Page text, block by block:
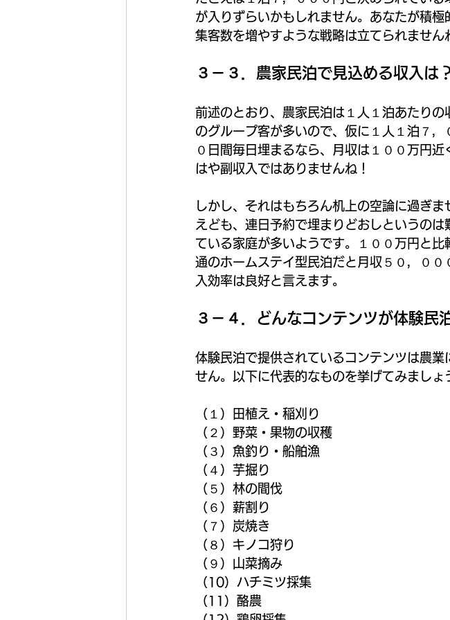
が入りずらいかもしれません。あなたが積
集客数を増やすような戦略は立てられません
３－３．農家民泊で見込める収入は
前述のとおり、農家民泊は１人１泊あたり
のグループ客が多いので、仮に１人１泊７
０日間毎日埋まるなら、月収は１００万円
はや副収入ではありませんね！
しかし、それはもちろん机上の空論に過ぎ
えども、連日予約で埋まりどおしというの
ている家庭が多いようです。１００万円と
通のホームステイ型民泊だと月収５０，０
入効率は良好と言えます。
３－４．どんなコンテンツが体験民
体験民泊で提供されているコンテンツは農
せん。以下に代表的なものを挙げてみましょ
（１）田植え・稲刈り
（２）野菜・果物の収穫
（３）魚釣り・船舶漁
（４）芋掘り
（５）林の間伐
（６）薪割り
（７）炭焼き
（８）キノコ狩り
（９）山菜摘み
（10）ハチミツ採集
（11）酪農